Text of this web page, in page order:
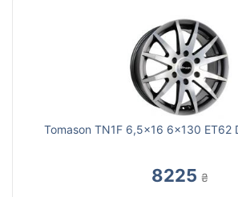
Tomason TN1F 6,5x16 6x130 ET62
8225 ₴